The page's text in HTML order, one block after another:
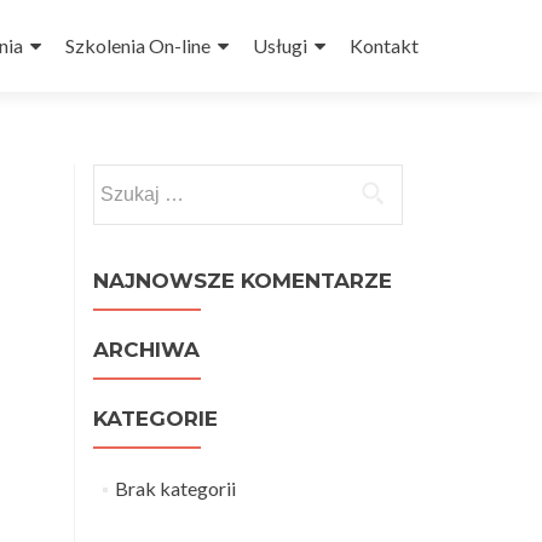
Szkolenia On-line Usługi Kontakt
NAJNOWSZE KOMENTARZE
ARCHIWA
KATEGORIE
Brak kategorii